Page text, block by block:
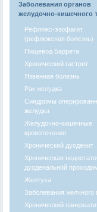
Заболевания органов
желудочно-кишечного
Рефлюкс-эзофагит
(рефлюксная болезнь)
Пищевод Баррета
Хронический гастрит
Язвенная болезнь
Рак желудка
Синдромы
желудка
Желудочно-кишечные
кровотечения
Хронический дуоденит
Хроническая
дуоденальной
Желтуха
Заболевания желчного
Хронический